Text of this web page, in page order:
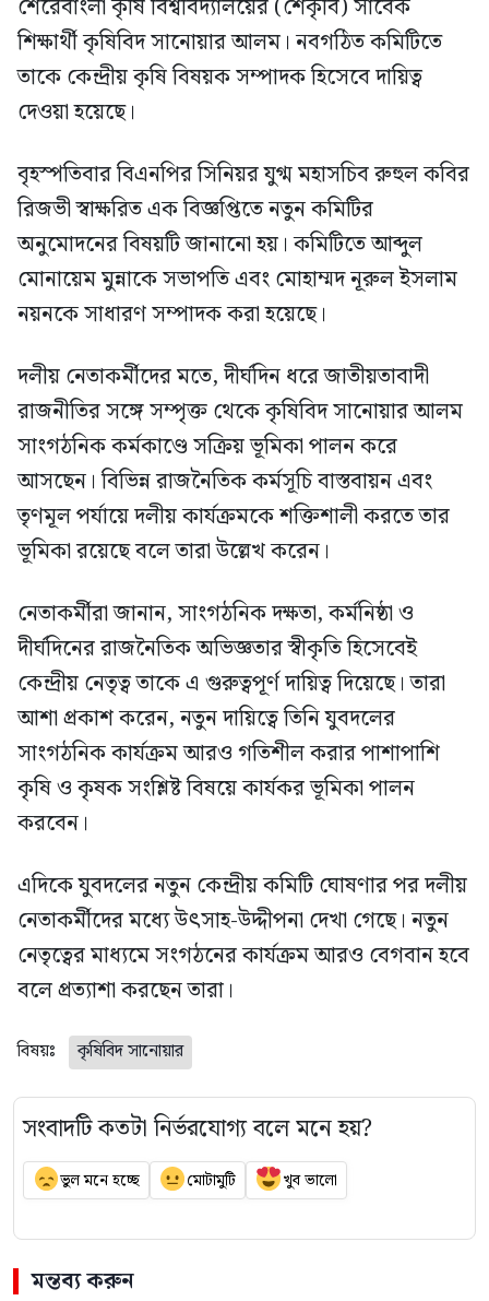
শেরেবাংলা কৃষি বিশ্ববিদ্যালয়ের (শেকৃবি) সাবেক
শিক্ষার্থী কৃষিবিদ সানোয়ার আলম। নবগঠিত কমিটিতে
তাকে কেন্দ্রীয় কৃষি বিষয়ক সম্পাদক হিসেবে দায়িত্ব
দেওয়া হয়েছে।
বৃহস্পতিবার বিএনপির সিনিয়র যুগ্ম মহাসচিব রুহুল কবির
রিজভী স্বাক্ষরিত এক বিজ্ঞপ্তিতে নতুন কমিটির
অনুমোদনের বিষয়টি জানানো হয়। কমিটিতে আব্দুল
মোনায়েম মুন্নাকে সভাপতি এবং মোহাম্মদ নূরুল ইসলাম
নয়নকে সাধারণ সম্পাদক করা হয়েছে।
দলীয় নেতাকর্মীদের মতে, দীর্ঘদিন ধরে জাতীয়তাবাদী
রাজনীতির সঙ্গে সম্পৃক্ত থেকে কৃষিবিদ সানোয়ার আলম
সাংগঠনিক কর্মকাণ্ডে সক্রিয় ভূমিকা পালন করে
আসছেন। বিভিন্ন রাজনৈতিক কর্মসূচি বাস্তবায়ন এবং
তৃণমূল পর্যায়ে দলীয় কার্যক্রমকে শক্তিশালী করতে তার
ভূমিকা রয়েছে বলে তারা উল্লেখ করেন।
নেতাকর্মীরা জানান, সাংগঠনিক দক্ষতা, কর্মনিষ্ঠা ও
দীর্ঘদিনের রাজনৈতিক অভিজ্ঞতার স্বীকৃতি হিসেবেই
কেন্দ্রীয় নেতৃত্ব তাকে এ গুরুত্বপূর্ণ দায়িত্ব দিয়েছে। তারা
আশা প্রকাশ করেন, নতুন দায়িত্বে তিনি যুবদলের
সাংগঠনিক কার্যক্রম আরও গতিশীল করার পাশাপাশি
কৃষি ও কৃষক সংশ্লিষ্ট বিষয়ে কার্যকর ভূমিকা পালন
করবেন।
এদিকে যুবদলের নতুন কেন্দ্রীয় কমিটি ঘোষণার পর দলীয়
নেতাকর্মীদের মধ্যে উৎসাহ-উদ্দীপনা দেখা গেছে। নতুন
নেতৃত্বের মাধ্যমে সংগঠনের কার্যক্রম আরও বেগবান হবে
বলে প্রত্যাশা করছেন তারা।
বিষয়ঃ কৃষিবিদ সানোয়ার
সংবাদটি কতটা নির্ভরযোগ্য বলে মনে হয়?
ভুল মনে হচ্ছে মোটামুটি খুব ভালো
মন্তব্য করুন